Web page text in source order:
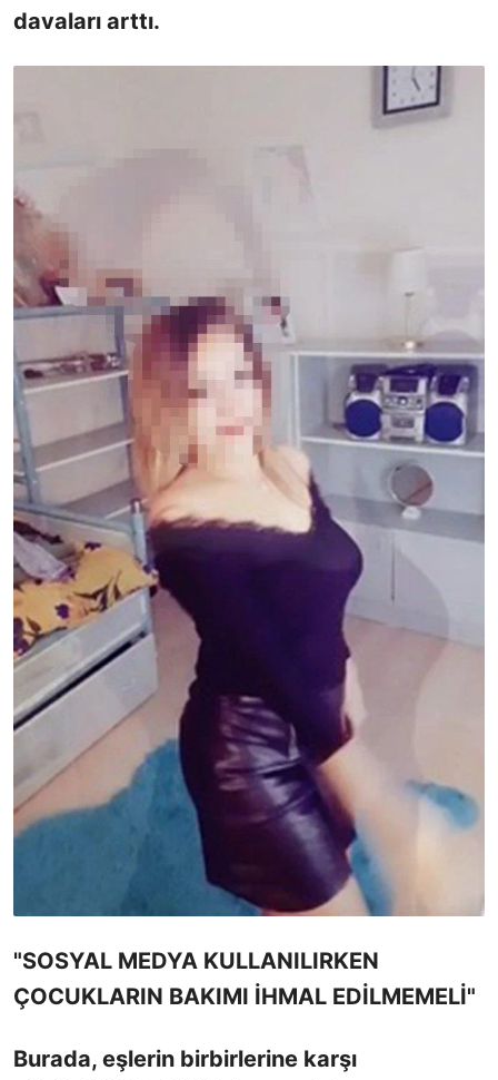
davaları arttı.
"SOSYAL MEDYA KULLANILIRKEN
ÇOCUKLARIN BAKIMI İHMAL EDİLMEMELİ"
Burada, eşlerin birbirlerine karşı